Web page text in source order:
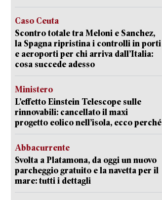
Caso Ceuta
Scontro totale tra Meloni e Sanchez,
la Spagna ripristina i controlli in porti
e aeroporti per chi arriva dall’Italia:
cosa succede adesso
Ministero
L’effetto Einstein Telescope sulle
rinnovabili: cancellato il maxi
progetto eolico nell’isola, ecco perché
Abbacurrente
Svolta a Platamona, da oggi un nuovo
parcheggio gratuito e la navetta per il
mare: tutti i dettagli